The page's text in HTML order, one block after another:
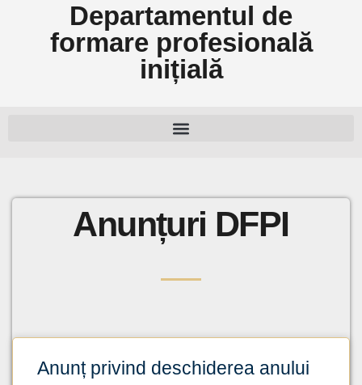
Departamentul de
formare profesională
inițială
Anunțuri DFPI
Anunț privind deschiderea anului